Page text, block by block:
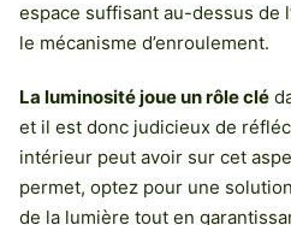
espace suffisant au-dessus de
le mécanisme d’enroulement.
La luminosité joue un rôle clé
et il est donc judicieux de
intérieur peut avoir sur cet
permet, optez pour une
de la lumière tout en